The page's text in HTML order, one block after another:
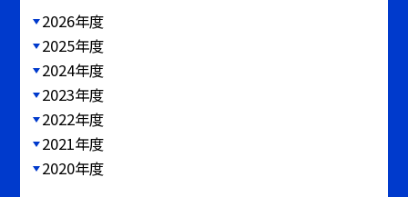
2026年度
2025年度
2024年度
2023年度
2022年度
2021年度
2020年度